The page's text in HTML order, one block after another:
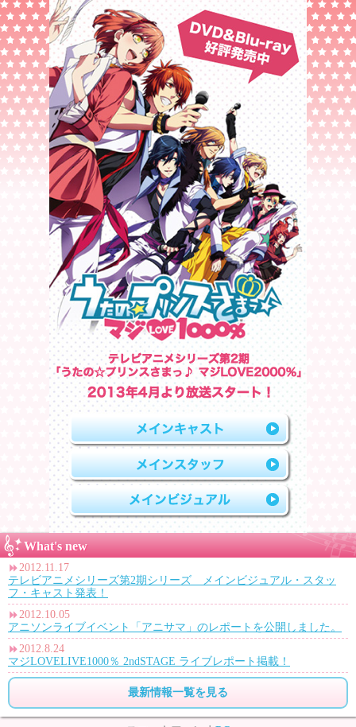
What's new
2012.11.17
テレビアニメシリーズ第2期シリーズ メインビジュアル・スタッ
フ・キャスト発表！
2012.10.05
アニソンライブイベント「アニサマ」のレポートを公開しました。
2012.8.24
マジLOVELIVE1000％ 2ndSTAGE ライブレポート掲載！
最新情報一覧を見る